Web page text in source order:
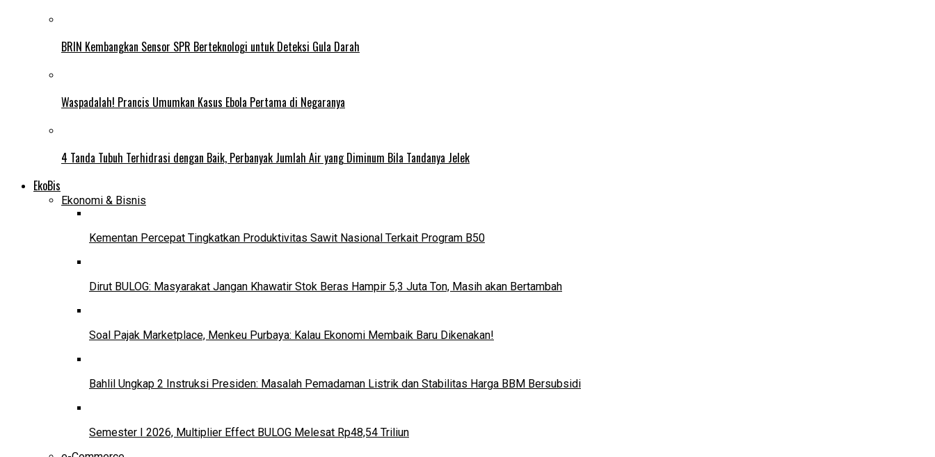
BRIN Kembangkan Sensor SPR Berteknologi untuk Deteksi Gula Darah
Waspadalah! Prancis Umumkan Kasus Ebola Pertama di Negaranya
4 Tanda Tubuh Terhidrasi dengan Baik, Perbanyak Jumlah Air yang Diminum Bila Tandanya Jelek
EkoBis
Ekonomi & Bisnis
Kementan Percepat Tingkatkan Produktivitas Sawit Nasional Terkait Program B50
Dirut BULOG: Masyarakat Jangan Khawatir Stok Beras Hampir 5,3 Juta Ton, Masih akan Bertambah
Soal Pajak Marketplace, Menkeu Purbaya: Kalau Ekonomi Membaik Baru Dikenakan!
Bahlil Ungkap 2 Instruksi Presiden: Masalah Pemadaman Listrik dan Stabilitas Harga BBM Bersubsidi
Semester I 2026, Multiplier Effect BULOG Melesat Rp48,54 Triliun